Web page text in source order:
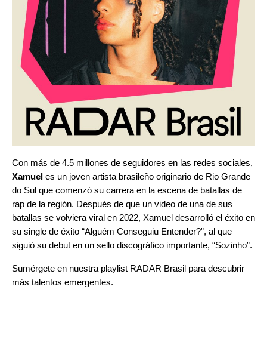
Con más de 4.5 millones de seguidores en las redes sociales,
Xamuel es un joven artista brasileño originario de Rio Grande
do Sul que comenzó su carrera en la escena de batallas de
rap de la región. Después de que un video de una de sus
batallas se volviera viral en 2022, Xamuel desarrolló el éxito en
su single de éxito “Alguém Conseguiu Entender?”, al que
siguió su debut en un sello discográfico importante, “Sozinho”.
Sumérgete en nuestra playlist RADAR Brasil para descubrir
más talentos emergentes.